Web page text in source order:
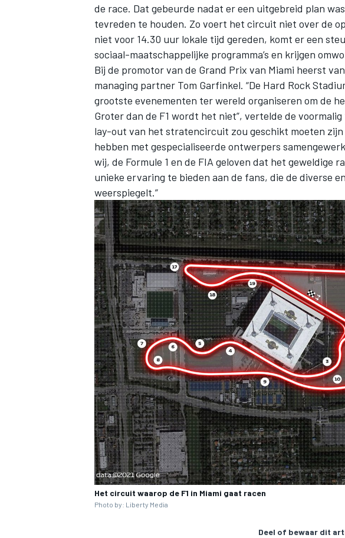
MEER RACEKLASSEN
de race. Dat gebeurde nadat er een uitgebreid plan
tevreden te houden. Zo voert het circuit niet over de
niet voor 14.30 uur lokale tijd gereden, komt er een
sociaal-maatschappelijke programma’s en krijgen
Bij de promotor van de Grand Prix van Miami heerst
managing partner Tom Garfinkel. “De Hard Rock
grootste evenementen ter wereld organiseren om de
Groter dan de F1 wordt het niet”, vertelde de
lay-out van het stratencircuit zou geschikt moeten zijn
hebben met gespecialiseerde ontwerpers
wij, de Formule 1 en de FIA geloven dat het geweldige
unieke ervaring te bieden aan de fans, die de diverse
weerspiegelt.”
Het circuit waarop de F1 in Miami gaat racen
Photo by: Liberty Media
Deel of bewaar dit